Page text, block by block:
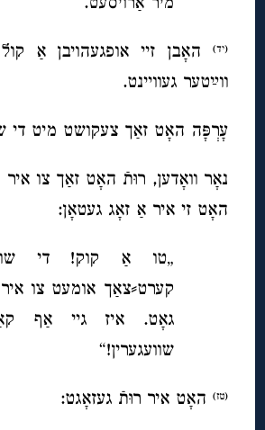
(יד)
האָבן זיי אופגעהויבן אַ
ווײַטער געוויינט.
עָרְפָּה האָט זאַך צעקושט מיט די
נאָר וואָדען, רוּתֿ האָט זאַך צו איר
האָט זי איר אַ זאָג געטאָן:
„טו אַ קוק! די
קערט⸗צאַך אומעט צו
גאָט. איז גיי אַף
שוועגערין!“
(טז) האָט איר רוּתֿ געזאָגט: